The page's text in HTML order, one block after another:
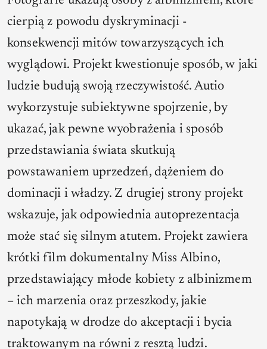
cierpią z powodu dyskryminacji -
konsekwencji mitów towarzyszących ich
wyglądowi. Projekt kwestionuje sposób, w jaki
ludzie budują swoją rzeczywistość. Autio
wykorzystuje subiektywne spojrzenie, by
ukazać, jak pewne wyobrażenia i sposób
przedstawiania świata skutkują
powstawaniem uprzedzeń, dążeniem do
dominacji i władzy. Z drugiej strony projekt
wskazuje, jak odpowiednia autoprezentacja
może stać się silnym atutem. Projekt zawiera
krótki film dokumentalny Miss Albino,
przedstawiający młode kobiety z albinizmem
– ich marzenia oraz przeszkody, jakie
napotykają w drodze do akceptacji i bycia
traktowanym na równi z resztą ludzi.